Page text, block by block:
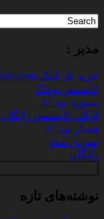
مدیر :
خرید بک لینک behtarinbacklink.com
لایسنس نود32
پسورد نود 32
اوکلی لایسنس رایگان
همیار نود 32
بهترین سئو
رایگان
نوشته‌های تازه